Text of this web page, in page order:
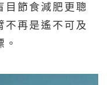
目節食減肥更聰
不再是遙不可及